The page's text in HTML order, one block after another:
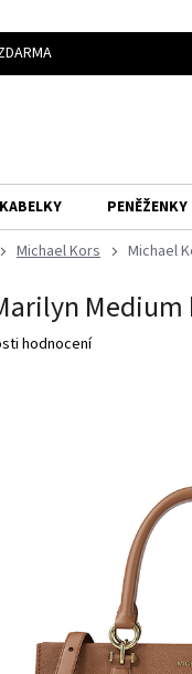
KABELKY PENĚŽENKY
Michael Kors Michael
hodnocení